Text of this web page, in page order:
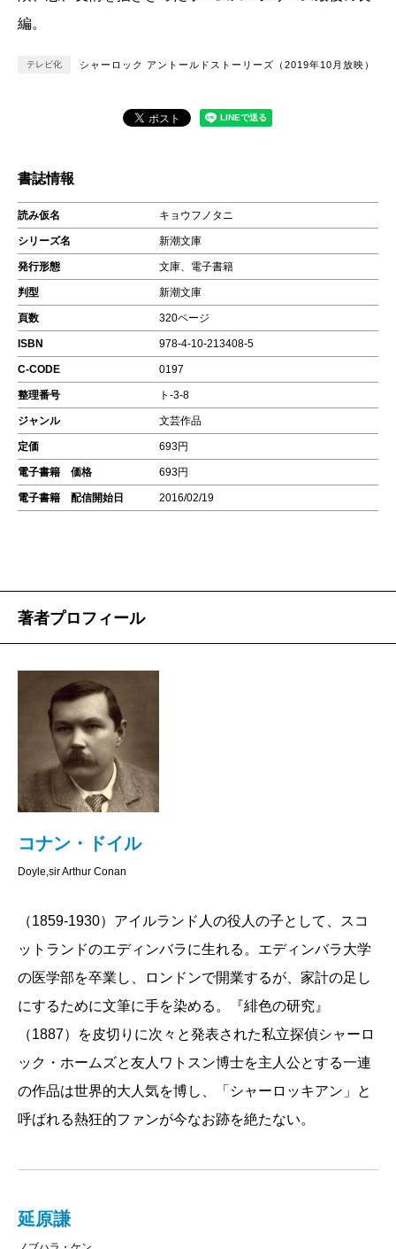
編。
テレビ化 シャーロック アントールドストーリーズ（2019年10月放映）
書誌情報
読み仮名 キョウフノタニ
シリーズ名 新潮文庫
発行形態 文庫、電子書籍
判型 新潮文庫
頁数 320ページ
ISBN 978-4-10-213408-5
C-CODE 0197
整理番号 ト-3-8
ジャンル 文芸作品
定価 693円
電子書籍 価格 693円
電子書籍 配信開始日 2016/02/19
著者プロフィール
コナン・ドイル
Doyle,sir Arthur Conan
（1859-1930）アイルランド人の役人の子として、スコ
ットランドのエディンバラに生れる。エディンバラ大学
の医学部を卒業し、ロンドンで開業するが、家計の足し
にするために文筆に手を染める。『緋色の研究』
（1887）を皮切りに次々と発表された私立探偵シャーロ
ック・ホームズと友人ワトスン博士を主人公とする一連
の作品は世界的大人気を博し、「シャーロッキアン」と
呼ばれる熱狂的ファンが今なお跡を絶たない。
延原謙